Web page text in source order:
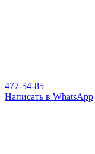
477-54-85
Написать в WhatsApp